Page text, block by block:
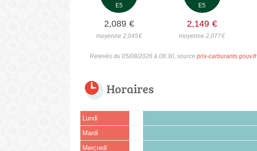
E5
2,089 €
moyenne 2,045€
E5
2,149 €
moyenne 2,077€
Relevés du 05/08/2026 à 08:30, source prix-carburants.gouv.fr
Horaires
Lundi
Mardi
Mercredi